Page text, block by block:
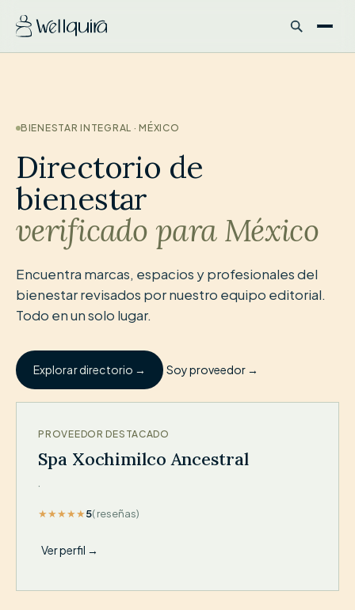
BIENESTAR INTEGRAL · MÉXICO
Directorio de
bienestar
verificado para México
Encuentra marcas, espacios y profesionales del
bienestar revisados por nuestro equipo editorial.
Todo en un solo lugar.
Explorar directorio → Soy proveedor →
DESTACADO
PROVEEDOR DESTACADO
Spa Xochimilco Ancestral
·
★★★★★5( reseñas)
Ver perfil →